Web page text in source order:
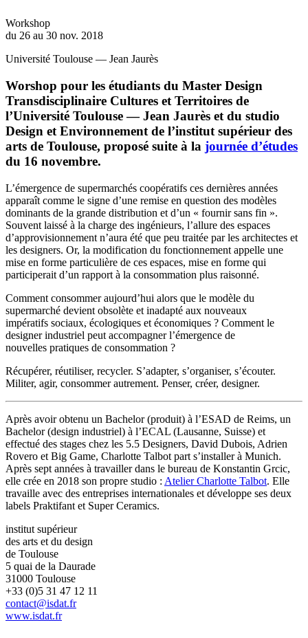
Workshop
du 26 au 30 nov. 2018
Université Toulouse — Jean Jaurès
Worshop pour les étudiants du Master Design
Transdisciplinaire Cultures et Territoires de
l’Université Toulouse — Jean Jaurès et du studio
Design et Environnement de l’institut supérieur des
arts de Toulouse, proposé suite à la journée d’études
du 16 novembre.
L’émergence de supermarchés coopératifs ces dernières années
apparaît comme le signe d’une remise en question des modèles
dominants de la grande distribution et d’un « fournir sans fin ».
Souvent laissé à la charge des ingénieurs, l’allure des espaces
d’approvisionnement n’aura été que peu traitée par les architectes et
les designers. Or, la modification du fonctionnement appelle une
mise en forme particulière de ces espaces, mise en forme qui
participerait d’un rapport à la consommation plus raisonné.
Comment consommer aujourd’hui alors que le modèle du
supermarché devient obsolète et inadapté aux nouveaux
impératifs sociaux, écologiques et économiques ? Comment le
designer industriel peut accompagner l’émergence de
nouvelles pratiques de consommation ?
Récupérer, réutiliser, recycler. S’adapter, s’organiser, s’écouter.
Militer, agir, consommer autrement. Penser, créer, designer.
Après avoir obtenu un Bachelor (produit) à l’ESAD de Reims, un
Bachelor (design industriel) à l’ECAL (Lausanne, Suisse) et
effectué des stages chez les 5.5 Designers, David Dubois, Adrien
Rovero et Big Game, Charlotte Talbot part s’installer à Munich.
Après sept années à travailler dans le bureau de Konstantin Grcic,
elle crée en 2018 son propre studio : Atelier Charlotte Talbot. Elle
travaille avec des entreprises internationales et développe ses deux
labels Praktifant et Super Ceramics.
institut supérieur
des arts et du design
de Toulouse
5 quai de la Daurade
31000 Toulouse
+33 (0)5 31 47 12 11
contact@isdat.fr
www.isdat.fr